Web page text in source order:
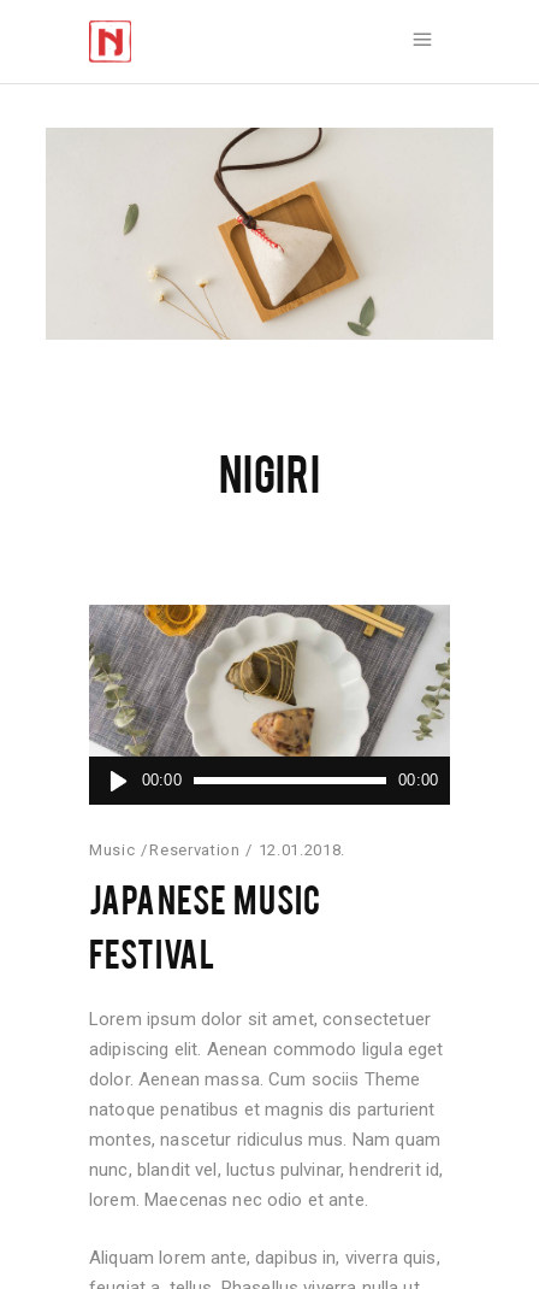
NIGIRI
Audio
Player
00:00 00:00
Music Reservation 12.01.2018.
JAPANESE MUSIC
FESTIVAL
Lorem ipsum dolor sit amet, consectetuer
adipiscing elit. Aenean commodo ligula eget
dolor. Aenean massa. Cum sociis Theme
natoque penatibus et magnis dis parturient
montes, nascetur ridiculus mus. Nam quam
nunc, blandit vel, luctus pulvinar, hendrerit id,
lorem. Maecenas nec odio et ante.
Aliquam lorem ante, dapibus in, viverra quis,